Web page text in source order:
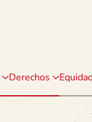
Derechos